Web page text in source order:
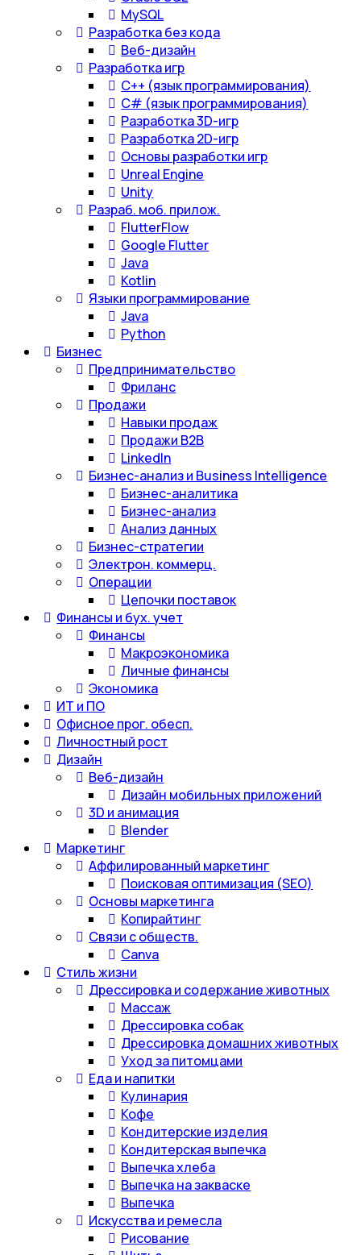
MySQL
Разработка без кода
Веб-дизайн
Разработка игр
С++ (язык программирования)
С# (язык программирования)
Разработка 3D-игр
Разработка 2D-игр
Основы разработки игр
Unreal Engine
Unity
Разраб. моб. прилож.
FlutterFlow
Google Flutter
Java
Kotlin
Языки программирование
Java
Python
Бизнес
Предпринимательство
Фриланс
Продажи
Навыки продаж
Продажи B2B
LinkedIn
Бизнес-анализ и Business Intelligence
Бизнес-аналитика
Бизнес-анализ
Анализ данных
Бизнес-стратегии
Электрон. коммерц.
Операции
Цепочки поставок
Финансы и бух. учет
Финансы
Макроэкономика
Личные финансы
Экономика
ИТ и ПО
Офисное прог. обесп.
Личностный рост
Дизайн
Веб-дизайн
Дизайн мобильных приложений
3D и анимация
Blender
Маркетинг
Аффилированный маркетинг
Поисковая оптимизация (SEO)
Основы маркетинга
Копирайтинг
Связи с обществ.
Canva
Стиль жизни
Дрессировка и содержание животных
Массаж
Дрессировка собак
Дрессировка домашних животных
Уход за питомцами
Еда и напитки
Кулинария
Кофе
Кондитерские изделия
Кондитерская выпечка
Выпечка хлеба
Выпечка на закваске
Выпечка
Искусства и ремесла
Рисование